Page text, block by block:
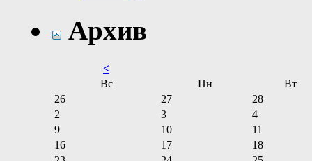
Архив
<
Вс
Пн
Вт
26
27
28
2
3
4
9
10
11
16
17
18